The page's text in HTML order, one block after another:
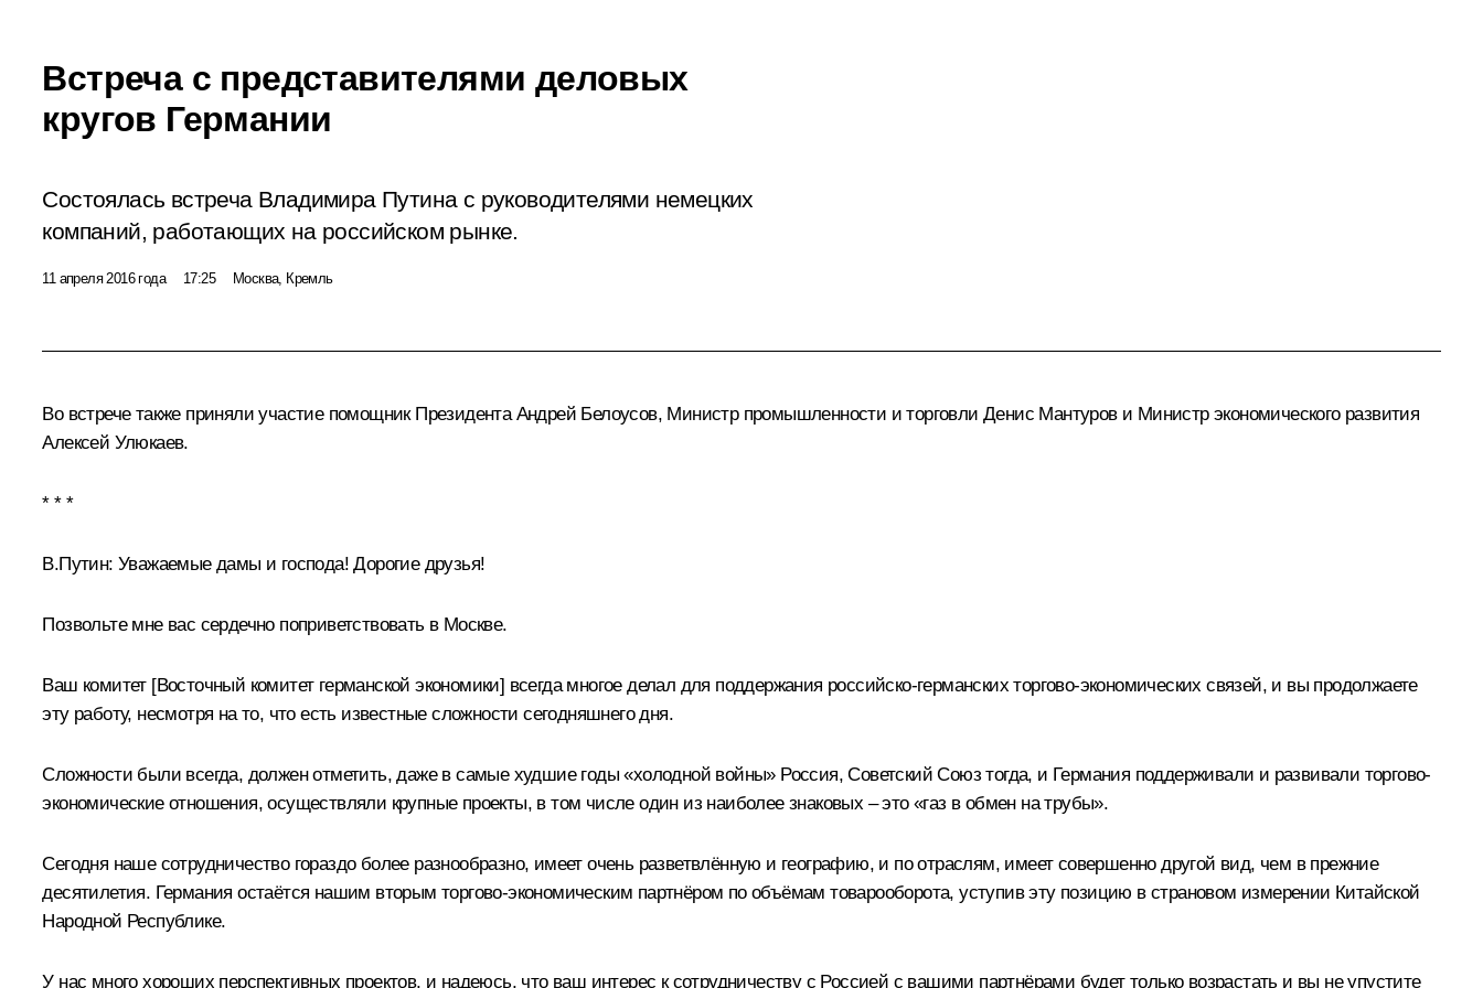
Встреча с представителями деловых
кругов Германии
Состоялась встреча Владимира Путина с руководителями немецких
компаний, работающих на российском рынке.
11 апреля 2016 года 17:25 Москва, Кремль
Во встрече также приняли участие помощник Президента Андрей Белоусов, Министр промышленности и торговлиДенис Мантурови Министр экономического развития
Алексей Улюкаев.
* * *
В.Путин: Уважаемые дамы и господа! Дорогие друзья!
Позвольте мне вас сердечно поприветствовать в Москве.
Ваш комитет [Восточный комитет германской экономики] всегда многое делал для поддержания российско-германских торгово-экономических связей, и вы продолжаете
эту работу, несмотря на то, что есть известные сложности сегодняшнего дня.
Сложности были всегда, должен отметить, даже в самые худшие годы «холодной войны» Россия, Советский Союз тогда, и Германия поддерживали и развивали торгово-
экономические отношения, осуществляли крупные проекты, в том числе один из наиболее знаковых – это «газ в обмен на трубы».
Сегодня наше сотрудничество гораздо более разнообразно, имеет очень разветвлённую и географию, и по отраслям, имеет совершенно другой вид, чем в прежние
десятилетия. Германия остаётся нашим вторым торгово-экономическим партнёром по объёмам товарооборота, уступив эту позицию в страновом измерении Китайской
Народной Республике.
У нас много хороших перспективных проектов, и надеюсь, что ваш интерес к сотрудничеству с Россией с вашими партнёрами будет только возрастать и вы не упустите